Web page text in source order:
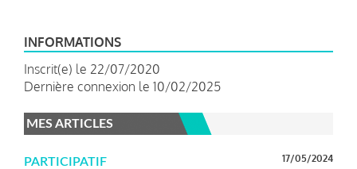
INFORMATIONS
Inscrit(e) le 22/07/2020
Dernière connexion le 10/02/2025
MES ARTICLES
PARTICIPATIF 17/05/2024